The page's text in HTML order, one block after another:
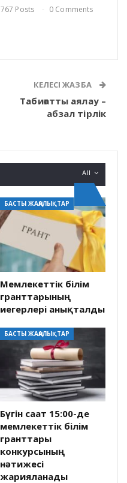
767 Posts 0 Comments
КЕЛЕСІ ЖАЗБА
Табиғатты аялау –
абзал тірлік
All
БАСТЫ ЖАҢАЛЫҚТАР
Мемлекеттік білім
гранттарының
иегерлері анықталды
БАСТЫ ЖАҢАЛЫҚТАР
Бүгін сағат 15:00-де
мемлекеттік білім
гранттары
конкурсының
нәтижесі
жарияланады